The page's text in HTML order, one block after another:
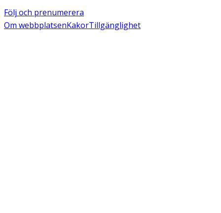
Följ och prenumerera
Om webbplatsenKakorTillgänglighet